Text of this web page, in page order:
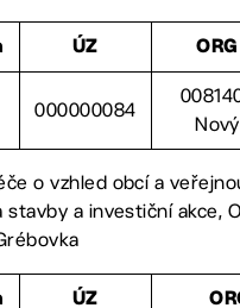
ÚZ ORG
000000084
Nový
o vzhled obcí a
stavby a investiční akce,
ÚZ